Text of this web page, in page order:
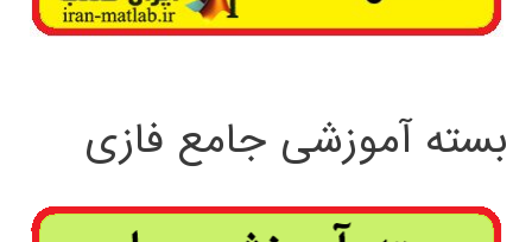
بسته آموزشی جامع فازی